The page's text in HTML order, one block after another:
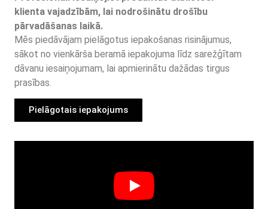
klienta vajadzībām, lai nodrošinātu drošību
pārvadāšanas laikā.
Mēs piedāvājam pielāgotus iepakošanas risinājumus,
sākot no vienkārša beramā iepakojuma līdz sarežģītam
dāvanu iesaiņojumam, lai apmierinātu dažādas tirgus
prasības.
Pielāgotais iepakojums